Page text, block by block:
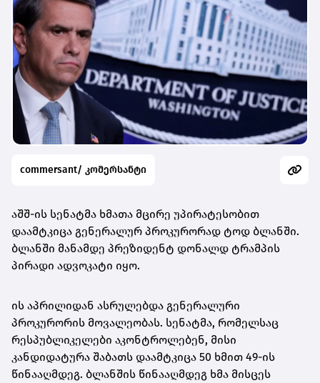
commersant/ კომერსანტი
აშშ-ის სენატმა ხმათა მცირე უპირატესობით
დაამტკიცა გენერალურ პროკურორად ტოდ ბლანში.
ბლანში მანამდე პრეზიდენტ დონალდ ტრამპის
პირადი ადვოკატი იყო.
ის აპრილიდან ასრულებდა გენერალური
პროკურორის მოვალეობას. სენატმა, რომელსაც
რესპუბლიკელები აკონტროლებენ, მისი
კანდიდატურა შაბათს დაამტკიცა 50 ხმით 49-ის
წინააღმდეგ. ბლანშის წინააღმდეგ ხმა მისცეს